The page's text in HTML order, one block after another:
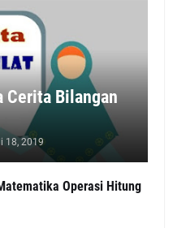
Cerita Bilangan
18, 2019
Operasi Hitung